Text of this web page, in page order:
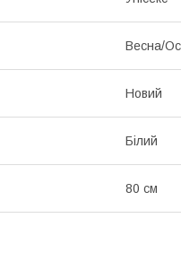
Весна/
Новий
Білий
80 см